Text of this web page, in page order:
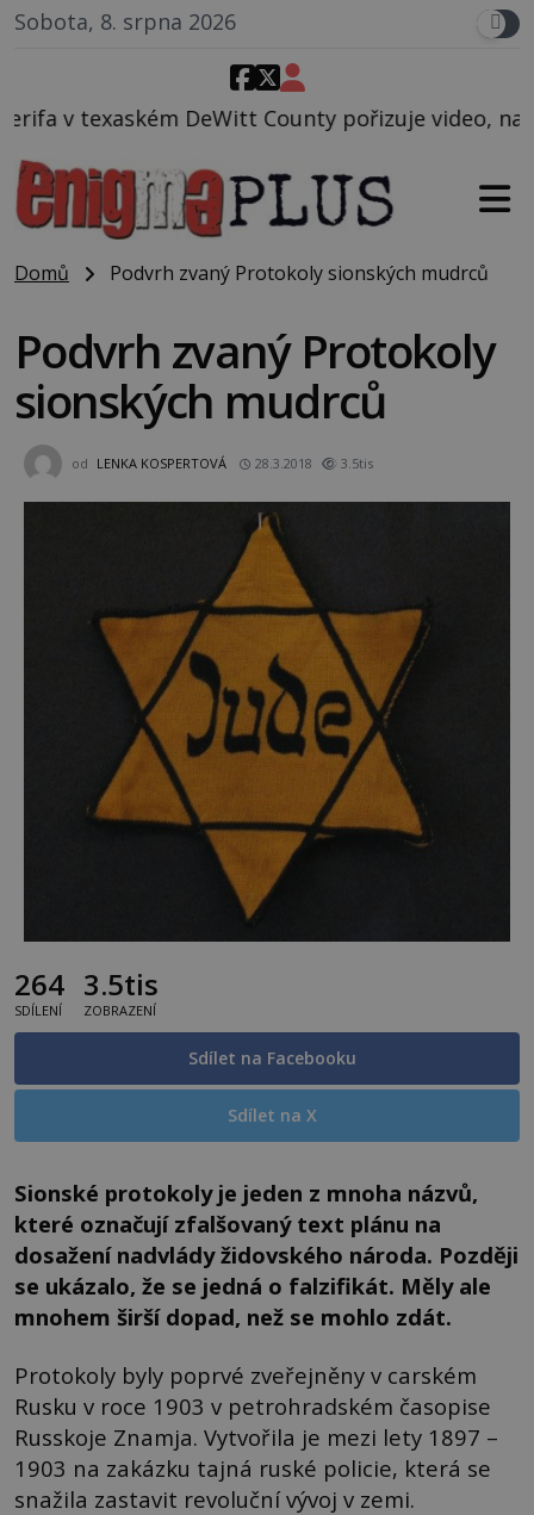
Sobota, 8. srpna 2026
pořizuje video, na kterém před jeho
Domů Podvrh zvaný Protokoly sionských mudrců
Podvrh zvaný Protokoly
sionských mudrců
od LENKA KOSPERTOVÁ 28.3.2018 3.5tis
264
SDÍLENÍ
3.5tis
ZOBRAZENÍ
Sdílet na Facebooku
Sdílet na X
Sionské protokoly je jeden z mnoha názvů,
které označují zfalšovaný text plánu na
dosažení nadvlády židovského národa. Později
se ukázalo, že se jedná o falzifikát. Měly ale
mnohem širší dopad, než se mohlo zdát.
Protokoly byly poprvé zveřejněny v carském
Rusku v roce 1903 v petrohradském časopise
Russkoje Znamja. Vytvořila je mezi lety 1897 –
1903 na zakázku tajná ruské policie, která se
snažila zastavit revoluční vývoj v zemi.